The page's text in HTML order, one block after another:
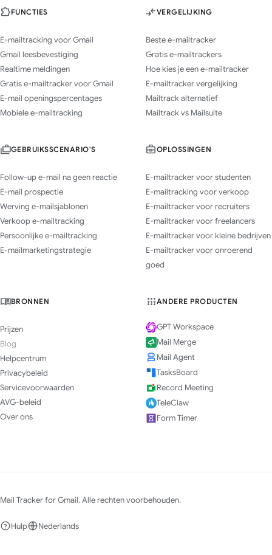
FUNCTIES
E-mailtracking voor Gmail
Gmail leesbevestiging
Realtime meldingen
Gratis e-mailtracker voor Gmail
E-mail openingspercentages
Mobiele e-mailtracking
VERGELIJKING
Beste e-mailtracker
Gratis e-mailtrackers
Hoe kies je een e-mailtracker
E-mailtracker vergelijking
Mailtrack alternatief
Mailtrack vs Mailsuite
GEBRUIKSSCENARIO'S
Follow-up e-mail na geen reactie
E-mail prospectie
Werving e-mailsjablonen
Verkoop e-mailtracking
Persoonlijke e-mailtracking
E-mailmarketingstrategie
OPLOSSINGEN
E-mailtracker voor studenten
E-mailtracking voor verkoop
E-mailtracker voor recruiters
E-mailtracker voor freelancers
E-mailtracker voor kleine bedrijven
E-mailtracker voor onroerend
goed
BRONNEN
Prijzen
Blog
Helpcentrum
Privacybeleid
Servicevoorwaarden
AVG-beleid
Over ons
ANDERE PRODUCTEN
GPT Workspace
Mail Merge
Mail Agent
TasksBoard
Record Meeting
TeleClaw
Form Timer
Mail Tracker for Gmail. Alle rechten voorbehouden.
Hulp Nederlands